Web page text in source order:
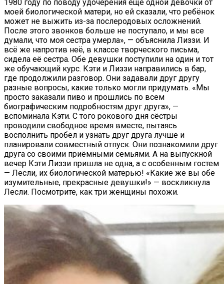
1980 году по поводу удочерения ещё одной девочки от
моей биологической матери, но ей сказали, что ребёнок
может не выжить из-за послеродовых осложнений.
После этого звонков больше не поступало, и мы все
думали, что моя сестра умерла», — объяснила Лиззи. И
всё же напротив неё, в классе творческого письма,
сидела её сестра. Обе девушки поступили на один и тот
же обучающий курс. Кэти и Лиззи направились в бар,
где продолжили разговор. Они задавали друг другу
разные вопросы, какие только могли придумать. «Мы
просто заказали пиво и прошлись по всем
биографическим подробностям друг друга», —
вспоминала Кэти. С того рокового дня сёстры
проводили свободное время вместе, пытаясь
восполнить пробел и узнать друг друга лучше и
планировали совместный отпуск. Они познакомили друг
друга со своими приёмными семьями. А на выпускной
вечер Кэти Лиззи пришла не одна, а с особенным гостем
— Лесли, их биологической матерью! «Какие же вы обе
изумительные, прекрасные девушки!» — воскликнула
Лесли. Посмотрите, как три женщины похожи.